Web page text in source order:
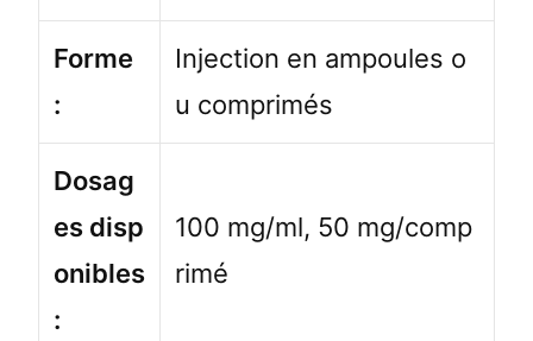
Forme
:
Injection en ampoules o
u comprimés
Dosag
es disp
onibles
:
100 mg/ml, 50 mg/comp
rimé